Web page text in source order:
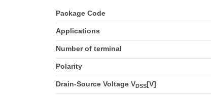
Package Code
Applications
Number of terminal
Polarity
Drain-Source Voltage VDSS[V]